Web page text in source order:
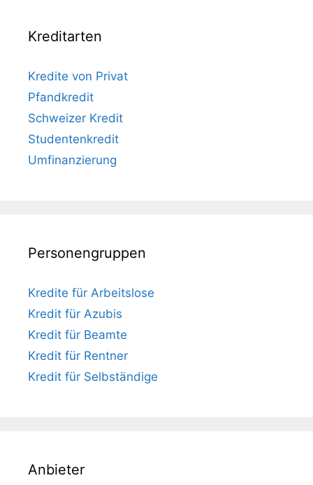
Kreditarten
Kredite von Privat
Pfandkredit
Schweizer Kredit
Studentenkredit
Umfinanzierung
Personengruppen
Kredite für Arbeitslose
Kredit für Azubis
Kredit für Beamte
Kredit für Rentner
Kredit für Selbständige
Anbieter